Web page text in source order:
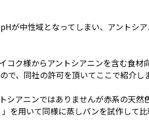
が中性域となってしまい、アントシ
ク様からアントシアニンを含む食材
、同社の許可を頂いてここで紹介し
アニンではありませんが赤系の天然
を用いて同様に蒸しパンを試作して比